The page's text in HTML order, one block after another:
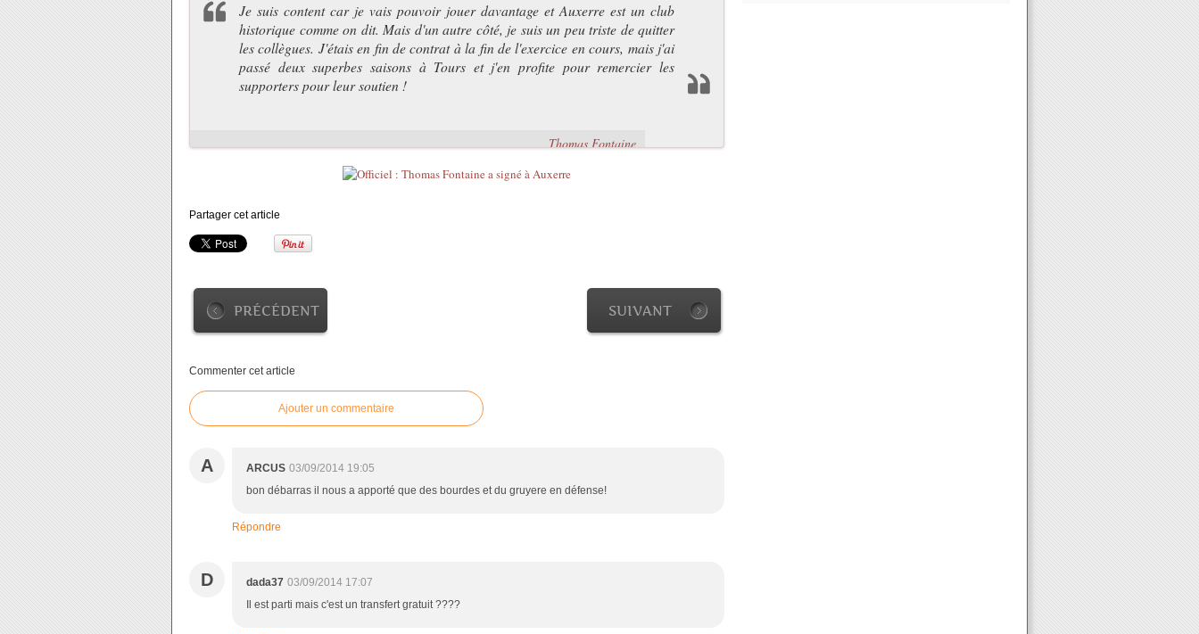
Je suis content car je vais pouvoir jouer davantage et Auxerre est un club
historique comme on dit. Mais d'un autre côté, je suis un peu triste de quitter
les collègues. J'étais en fin de contrat à la fin de l'exercice en cours, mais j'ai
passé deux superbes saisons à Tours et j'en profite pour remercier les
supporters pour leur soutien !
Thomas Fontaine
Partager cet article
PRÉCÉDENT SUIVANT
Commenter cet article
Ajouter un commentaire
A ARCUS 03/09/2014 19:05
bon débarras il nous a apporté que des bourdes et du gruyere en défense!
Répondre
D dada37 03/09/2014 17:07
Il est parti mais c'est un transfert gratuit ????